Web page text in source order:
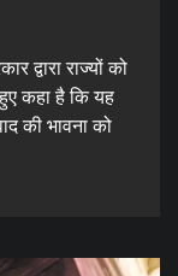
द्वारा राज्यों को
कहा है कि यह
की भावना को